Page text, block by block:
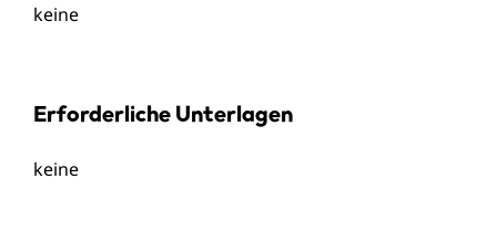
keine
Erforderliche Unterlagen
keine